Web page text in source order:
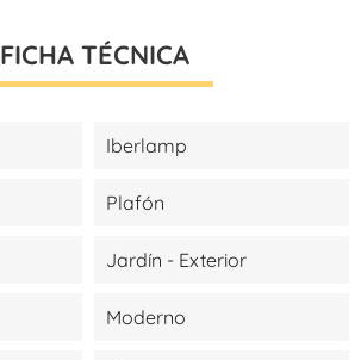
FICHA TÉCNICA
Iberlamp
Plafón
Jardín - Exterior
Moderno